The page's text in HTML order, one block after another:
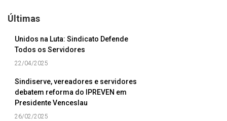
Últimas
Unidos na Luta: Sindicato Defende
Todos os Servidores
22/04/2025
Sindiserve, vereadores e servidores
debatem reforma do IPREVEN em
Presidente Venceslau
26/02/2025